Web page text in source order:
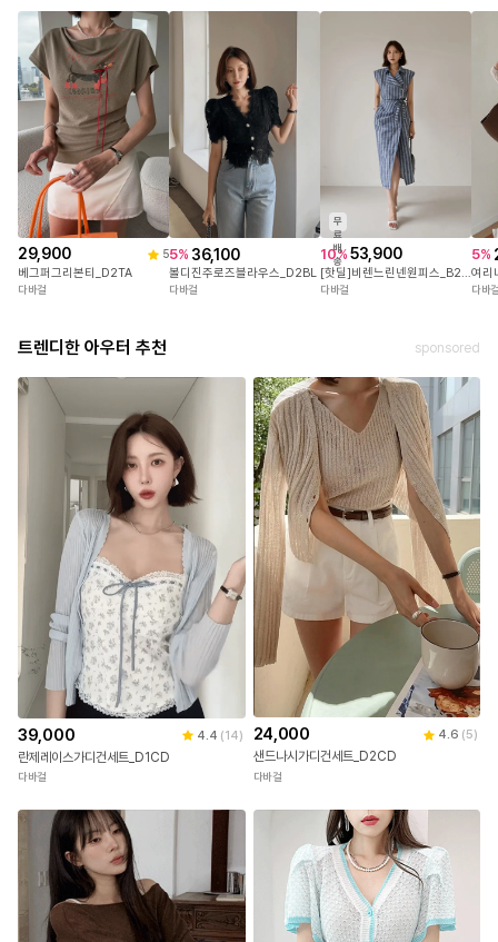
야외(실내)촬영 특성상 실제 상품과 컬러차이가 있을 수 있
습니다 .
정확한 컬러는 하단의 디테일컷을 참고해주세요.
29,900 5
베그퍼그리본티_D2TA
다바걸
5% 36,100
볼디진주로즈블라우스_D2BL
다바걸
무
료
배
송
10% 53,900
[핫딜]비렌느린넨원피스_B2OP
다바걸
5%
여리
다바
트렌디한 아우터 추천 sponsored
39,000 4.4 (14)
란제레이스가디건세트_D1CD
다바걸
24,000 4.6 (5)
샌드나시가디건세트_D2CD
다바걸